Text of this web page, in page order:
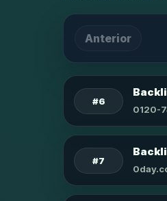
Anterior
#6
0120-
#7